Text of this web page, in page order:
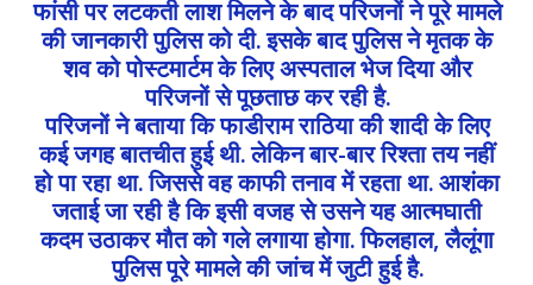
फांसी पर लटकती लाश मिलने के बाद परिजनों ने पूरे मामले
की जानकारी पुलिस को दी. इसके बाद पुलिस ने मृतक के
शव को पोस्टमार्टम के लिए अस्पताल भेज दिया और
परिजनों से पूछताछ कर रही है.
परिजनों ने बताया कि फाडीराम राठिया की शादी के लिए
कई जगह बातचीत हुई थी. लेकिन बार-बार रिश्ता तय नहीं
हो पा रहा था. जिससे वह काफी तनाव में रहता था. आशंका
जताई जा रही है कि इसी वजह से उसने यह आत्मघाती
कदम उठाकर मौत को गले लगाया होगा. फिलहाल, लैलूंगा
पुलिस पूरे मामले की जांच में जुटी हुई है.